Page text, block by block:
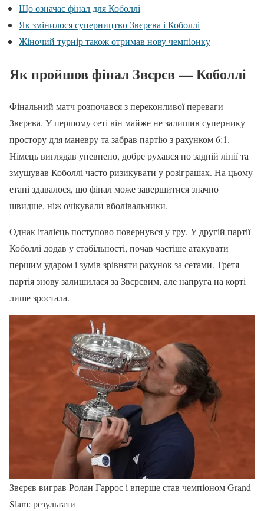
Що означає фінал для Коболлі
Як змінилося суперництво Звєрєва і Коболлі
Жіночий турнір також отримав нову чемпіонку
Як пройшов фінал Звєрєв — Коболлі
Фінальний матч розпочався з переконливої переваги
Звєрєва. У першому сеті він майже не залишив супернику
простору для маневру та забрав партію з рахунком 6:1.
Німець виглядав упевнено, добре рухався по задній лінії та
змушував Коболлі часто ризикувати у розіграшах. На цьому
етапі здавалося, що фінал може завершитися значно
швидше, ніж очікували вболівальники.
Однак італієць поступово повернувся у гру. У другій партії
Коболлі додав у стабільності, почав частіше атакувати
першим ударом і зумів зрівняти рахунок за сетами. Третя
партія знову залишилася за Звєрєвим, але напруга на корті
лише зростала.
Звєрєв виграв Ролан Гаррос і вперше став чемпіоном Grand
Slam: результати